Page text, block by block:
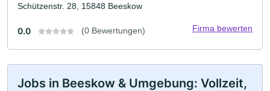
Schützenstr. 28, 15848 Beeskow
0.0 (0 Bewertungen) Firma bewerten
Jobs in Beeskow & Umgebung: Vollzeit,